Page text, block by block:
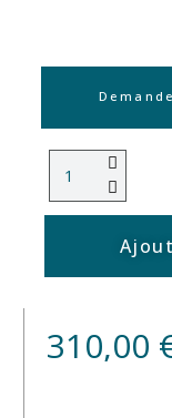
310,00